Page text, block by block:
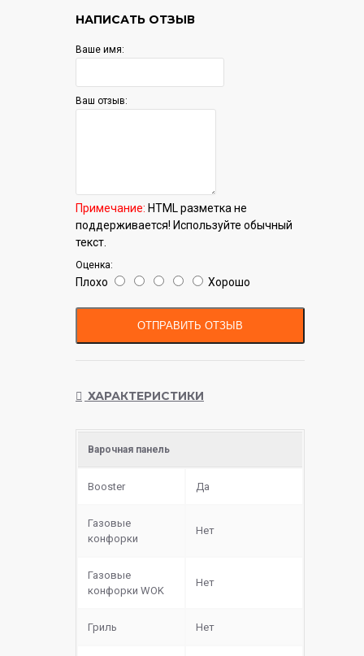
НАПИСАТЬ ОТЗЫВ
Ваше имя:
Ваш отзыв:
Примечание: HTML разметка не
поддерживается! Используйте обычный
текст.
Оценка:
Плохо Хорошо
ОТПРАВИТЬ ОТЗЫВ
ХАРАКТЕРИСТИКИ
Варочная панель
Booster Да
Газовые
конфорки
Нет
Газовые
конфорки WOK
Нет
Гриль Нет